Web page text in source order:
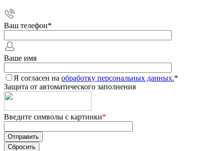
Ваш телефон*
Ваше имя
Я согласен на обработку персональных данных.*
Защита от автоматического заполнения
Введите символы с картинки*